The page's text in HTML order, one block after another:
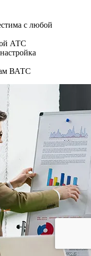
с любой
АТС
ВАТС